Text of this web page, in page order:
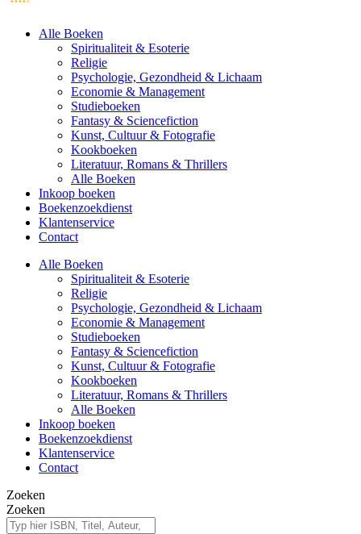
Alle Boeken
Spiritualiteit & Esoterie
Religie
Psychologie, Gezondheid & Lichaam
Economie & Management
Studieboeken
Fantasy & Sciencefiction
Kunst, Cultuur & Fotografie
Kookboeken
Literatuur, Romans & Thrillers
Alle Boeken
Inkoop boeken
Boekenzoekdienst
Klantenservice
Contact
Alle Boeken
Spiritualiteit & Esoterie
Religie
Psychologie, Gezondheid & Lichaam
Economie & Management
Studieboeken
Fantasy & Sciencefiction
Kunst, Cultuur & Fotografie
Kookboeken
Literatuur, Romans & Thrillers
Alle Boeken
Inkoop boeken
Boekenzoekdienst
Klantenservice
Contact
Zoeken
Zoeken